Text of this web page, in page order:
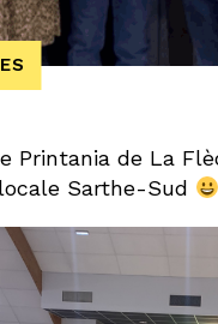
Printania de La
Sarthe-Sud